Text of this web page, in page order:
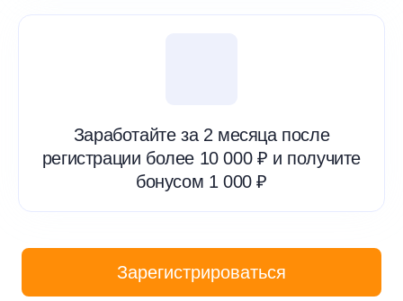
Заработайте за 2 месяца после
регистрации более 10 000 ₽ и получите
бонусом 1 000 ₽
Зарегистрироваться